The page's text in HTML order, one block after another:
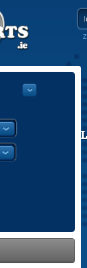
POLISH